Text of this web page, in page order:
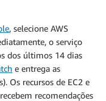
, selecione AWS
o serviço
dos últimos 14 dias
e entrega as
Os recursos de EC2 e
recomendações